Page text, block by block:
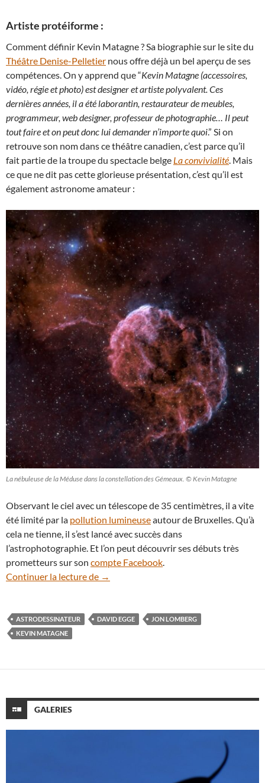
Artiste protéiforme :
Comment définir Kevin Matagne ? Sa biographie sur le site du
Théâtre Denise-Pelletier nous offre déjà un bel aperçu de ses
compétences. On y apprend que “Kevin Matagne (accessoires,
vidéo, régie et photo) est designer et artiste polyvalent. Ces
dernières années, il a été laborantin, restaurateur de meubles,
programmeur, web designer, professeur de photographie… Il peut
tout faire et on peut donc lui demander n’importe quoi.” Si on
retrouve son nom dans ce théâtre canadien, c’est parce qu’il
fait partie de la troupe du spectacle belge La convivialité. Mais
ce que ne dit pas cette glorieuse présentation, c’est qu’il est
également astronome amateur :
La nébuleuse de la Méduse dans la constellation des Gémeaux. © Kevin Matagne
Observant le ciel avec un télescope de 35 centimètres, il a vite
été limité par la pollution lumineuseautour de Bruxelles. Qu’à
cela ne tienne, il s’est lancé avec succès dans
l’astrophotographie. Et l’on peut découvrir ses débuts très
prometteurs sur son compte Facebook
Continuer la lecture de
Insolite : les (fausses) nébuleuses de
→
ASTRODESSINATEUR DAVID EGGE
JON LOMBERG
KEVIN MATAGNE
GALERIES